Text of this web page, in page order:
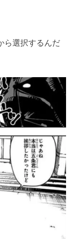
ら選択するんだ